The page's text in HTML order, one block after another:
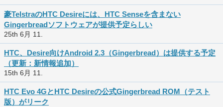
豪TelstraのHTC Desireには、HTC Senseを含まない
Gingerbreadソフトウェアが提供予定らしい
25th 6月 11.
HTC、Desire向けAndroid 2.3（Gingerbread）は提供する予定
（更新：新情報追加）
15th 6月 11.
HTC Evo 4GとHTC Desireの公式Gingerbread ROM（テスト
版）がリーク